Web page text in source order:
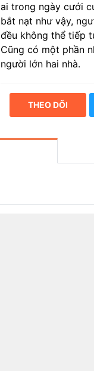
ai trong ngày cưới
bắt nạt như vậy,
đều không thể tiếp
Cũng có một phần
người lớn hai nhà.
THEO DÕI